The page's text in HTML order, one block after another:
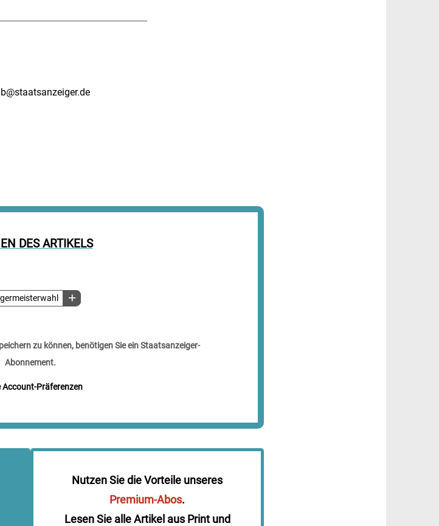
DES ARTIKELS
zu können, benötigen Sie ein Staatsanzeiger-
Abonnement.
Account-Präferenzen
Nutzen Sie die Vorteile unseres
Premium-Abos.
Lesen Sie alle Artikel aus Print und